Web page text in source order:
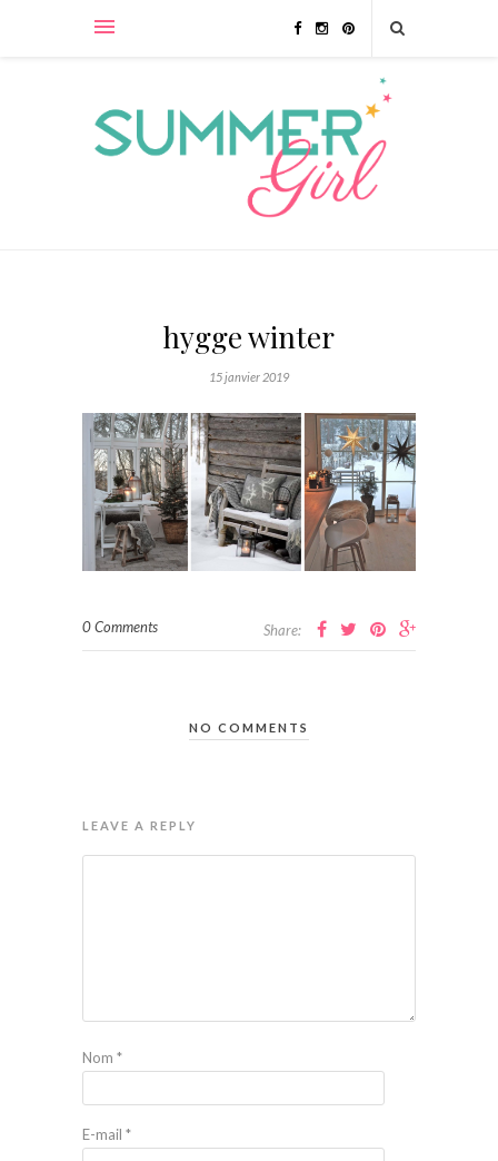
hygge winter
15 janvier 2019
0 Comments Share:
NO COMMENTS
LEAVE A REPLY
Nom *
E-mail *